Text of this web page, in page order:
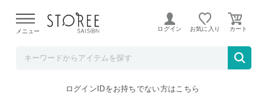
よる配送遅延が発生しております。
メニュー ログイン お気に入り
ご指定のアイテムは取り扱い終了、またはただいま取り扱い
トップへ戻る
ログインIDをお持ちでない方はこちら